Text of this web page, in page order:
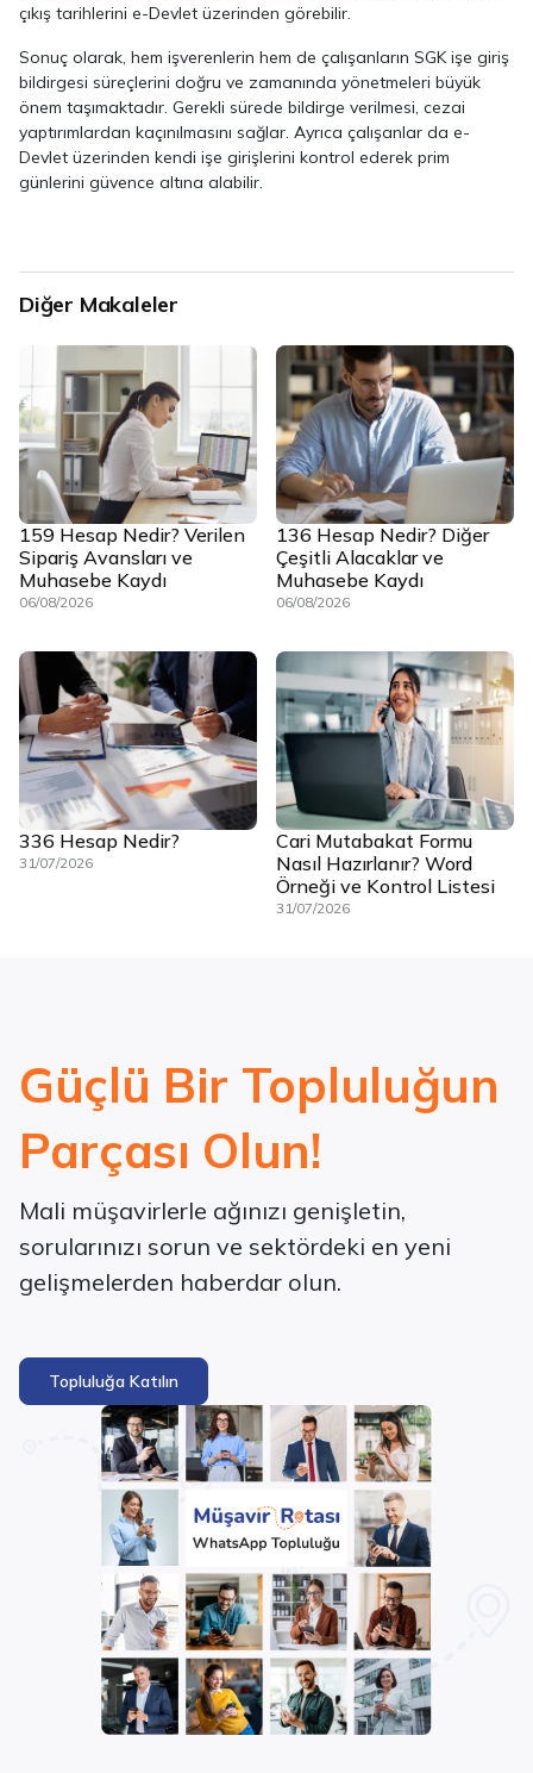
çıkış tarihlerini e-Devlet üzerinden görebilir.
Sonuç olarak, hem işverenlerin hem de çalışanların SGK işe giriş
bildirgesi süreçlerini doğru ve zamanında yönetmeleri büyük
önem taşımaktadır. Gerekli sürede bildirge verilmesi, cezai
yaptırımlardan kaçınılmasını sağlar. Ayrıca çalışanlar da e-
Devlet üzerinden kendi işe girişlerini kontrol ederek prim
günlerini güvence altına alabilir.
Diğer Makaleler
159 Hesap Nedir? Verilen
Sipariş Avansları ve
Muhasebe Kaydı
06/08/2026
136 Hesap Nedir? Diğer
Çeşitli Alacaklar ve
Muhasebe Kaydı
06/08/2026
336 Hesap Nedir?
31/07/2026
Cari Mutabakat Formu
Nasıl Hazırlanır? Word
Örneği ve Kontrol Listesi
31/07/2026
Güçlü Bir Topluluğun
Parçası Olun!
Mali müşavirlerle ağınızı genişletin,
sorularınızı sorun ve sektördeki en yeni
gelişmelerden haberdar olun.
Topluluğa Katılın